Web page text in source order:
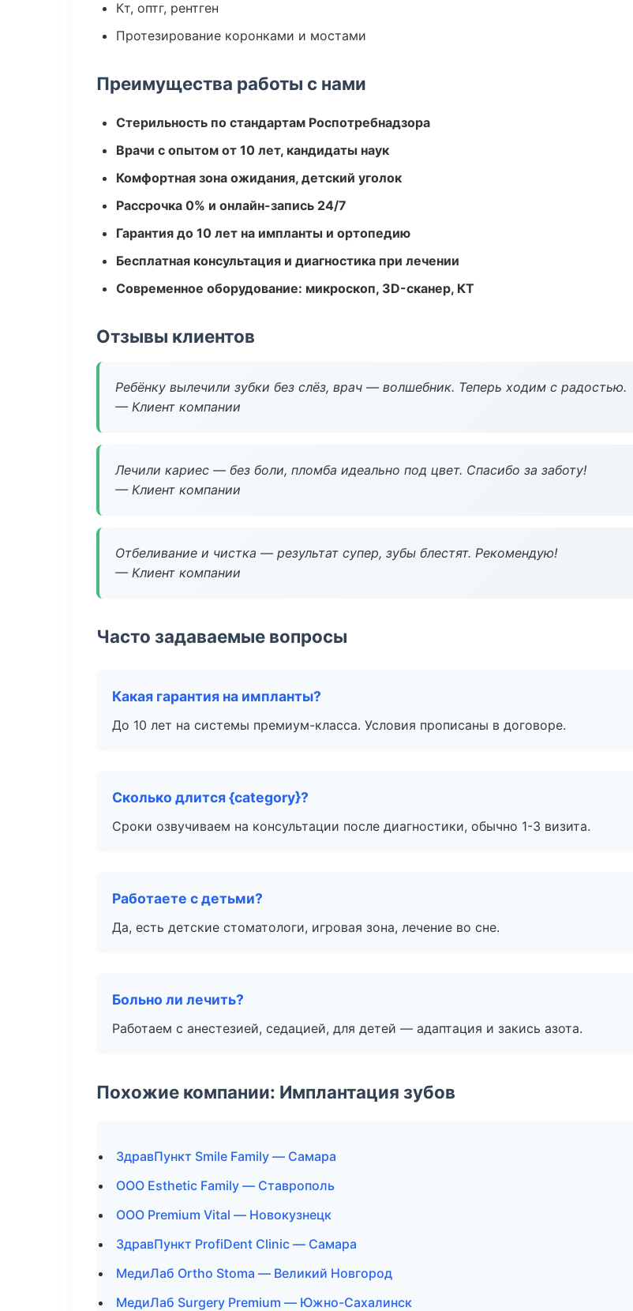
Кт, оптг, рентген
Протезирование коронками и мостами
Преимущества работы с нами
Стерильность по стандартам Роспотребнадзора
Врачи с опытом от 10 лет, кандидаты наук
Комфортная зона ожидания, детский уголок
Рассрочка 0% и онлайн-запись 24/7
Гарантия до 10 лет на импланты и ортопедию
Бесплатная консультация и диагностика при лечении
Современное оборудование: микроскоп, 3D-сканер, КТ
Отзывы клиентов
Ребёнку вылечили зубки без слёз, врач — волшебник. Теперь ходим с радостью.
— Клиент компании
Лечили кариес — без боли, пломба идеально под цвет. Спасибо за заботу!
— Клиент компании
Отбеливание и чистка — результат супер, зубы блестят. Рекомендую!
— Клиент компании
Часто задаваемые вопросы
Какая гарантия на импланты?
До 10 лет на системы премиум-класса. Условия прописаны в договоре.
Сколько длится {category}?
Сроки озвучиваем на консультации после диагностики, обычно 1-3 визита.
Работаете с детьми?
Да, есть детские стоматологи, игровая зона, лечение во сне.
Больно ли лечить?
Работаем с анестезией, седацией, для детей — адаптация и закись азота.
Похожие компании: Имплантация зубов
ЗдравПункт Smile Family — Самара
ООО Esthetic Family — Ставрополь
ООО Premium Vital — Новокузнецк
ЗдравПункт ProfiDent Clinic — Самара
МедиЛаб Ortho Stoma — Великий Новгород
МедиЛаб Surgery Premium — Южно-Сахалинск